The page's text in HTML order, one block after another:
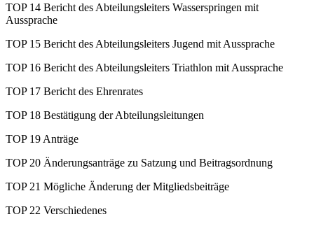
TOP 14 Bericht des Abteilungsleiters Wasserspringen mit
Aussprache
TOP 15 Bericht des Abteilungsleiters Jugend mit Aussprache
TOP 16 Bericht des Abteilungsleiters Triathlon mit Aussprache
TOP 17 Bericht des Ehrenrates
TOP 18 Bestätigung der Abteilungsleitungen
TOP 19 Anträge
TOP 20 Änderungsanträge zu Satzung und Beitragsordnung
TOP 21 Mögliche Änderung der Mitgliedsbeiträge
TOP 22 Verschiedenes